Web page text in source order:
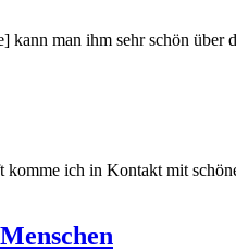
man ihm sehr schön
komme ich in Kontakt mit